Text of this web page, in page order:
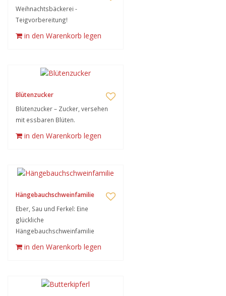
Weihnachtsbäckerei -
Teigvorbereitung!
in den Warenkorb legen
Blütenzucker
Blütenzucker – Zucker, versehen
mit essbaren Blüten.
in den Warenkorb legen
Hängebauchschweinfamilie
Eber, Sau und Ferkel: Eine
glückliche
Hängebauchschweinfamilie
in den Warenkorb legen